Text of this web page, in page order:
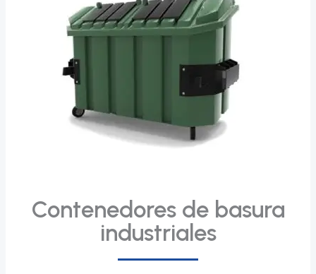
Contenedores de basura
industriales